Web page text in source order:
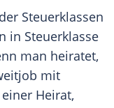
Steuerklassen
in Steuerklasse
man heiratet,
mit
Heirat,